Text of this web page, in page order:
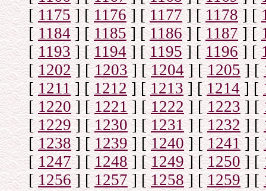
[1175] [1176] [1177] [1178] [
[1184] [1185] [1186] [1187] [
[1193] [1194] [1195] [1196] [
[1202] [1203] [1204] [1205] [
[1211] [1212] [1213] [1214] [
[1220] [1221] [1222] [1223] [
[1229] [1230] [1231] [1232] [
[1238] [1239] [1240] [1241] [
[1247] [1248] [1249] [1250] [
[1256] [1257] [1258] [1259] [